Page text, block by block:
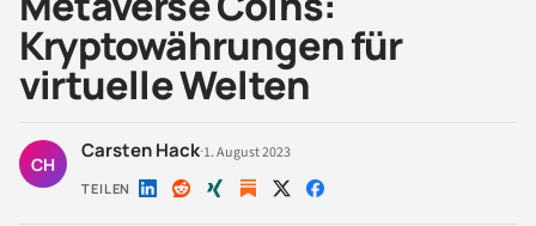
Kryptowährungen für
virtuelle Welten
CH
Carsten Hack·1. August 2023
TEILEN Auf Auf Auf Auf Auf